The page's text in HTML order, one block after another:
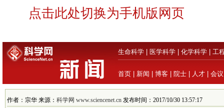
点击此处切换为手机版网页
生命科学 医学科学 化学科学 工
首页 新闻 博客 院士 人才 会议
作者：宗华 来源： 科学网 www.sciencenet.cn 发布时间：2017/10/30 13:57:17